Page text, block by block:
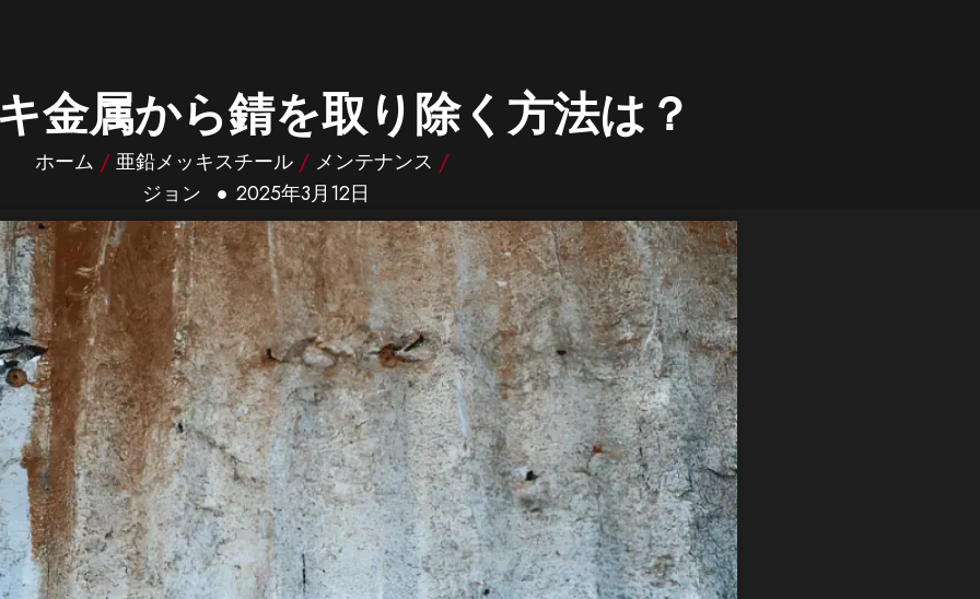
金属から錆を取り除く方法は？
ホーム /亜鉛メッキスチール / メンテナンス /
ジョン
2025年3月12日